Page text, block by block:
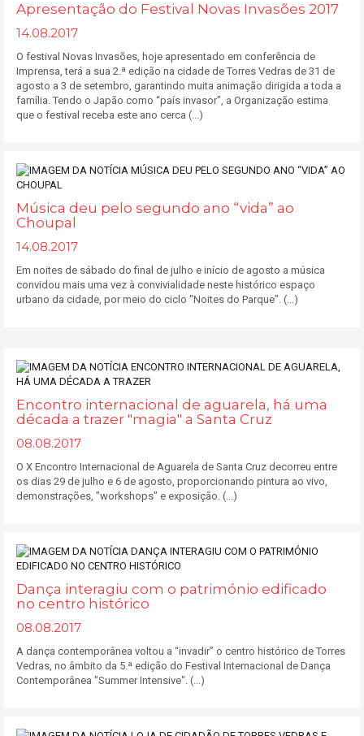
Apresentação do Festival Novas Invasões 2017
14.08.2017
O festival Novas Invasões, hoje apresentado em conferência de
Imprensa, terá a sua 2.ª edição na cidade de Torres Vedras de 31 de
agosto a 3 de setembro, garantindo muita animação dirigida a toda a
família. Tendo o Japão como “país invasor”, a Organização estima
que o festival receba este ano cerca (...)
Música deu pelo segundo ano “vida” ao
Choupal
14.08.2017
Em noites de sábado do final de julho e início de agosto a música
convidou mais uma vez à convivialidade neste histórico espaço
urbano da cidade, por meio do ciclo "Noites do Parque". (...)
Encontro internacional de aguarela, há uma
década a trazer "magia" a Santa Cruz
08.08.2017
O X Encontro Internacional de Aguarela de Santa Cruz decorreu entre
os dias 29 de julho e 6 de agosto, proporcionando pintura ao vivo,
demonstrações, "workshops" e exposição. (...)
Dança interagiu com o património edificado
no centro histórico
08.08.2017
A dança contemporânea voltou a “invadir” o centro histórico de Torres
Vedras, no âmbito da 5.ª edição do Festival Internacional de Dança
Contemporânea "Summer Intensive". (...)